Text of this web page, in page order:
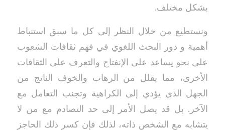
بشكل مختلف.
ونستطيع من خلال النظر إلى كل ما سبق استنباط
أهمية و دور البحث اللغوي في فهم ثقافات الشعوب
على نحو يساعد على الإنفتاح والتعرف على الثقافات
الأخرى، مما يقلل من الرهاب والخوف الناتج من
الجهل الذي يؤدي إلى الكراهية وتجنب التعامل مع
الآخر. بل قد يصل الأمر إلى حد التصادم مع من لا
يتشابه مع الشخص ذاته، لذلك فإن كسر ذلك الحاجز